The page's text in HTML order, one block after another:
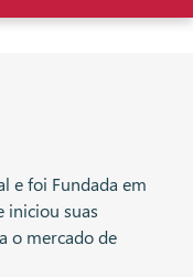
e foi Fundada em
iniciou suas
o mercado de